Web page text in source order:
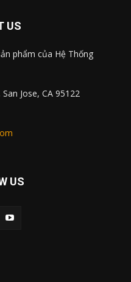
US
phẩm của Hệ Thống
Jose, CA 95122
US